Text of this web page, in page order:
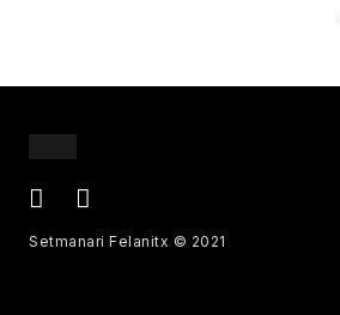
Setmanari Felanitx © 2021